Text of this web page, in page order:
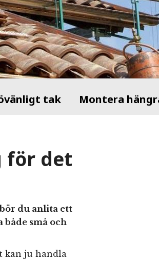
tak Montera
för det
du anlita ett
små och
kan ju handla